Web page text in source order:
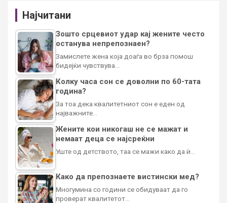
Најчитани
Зошто срцевиот удар кај жените често
останува непрепознаен?
Замислете жена која доаѓа во брза помош
бидејќи чувствува…
Колку часа сон се доволни по 60-тата
година?
За тоа дека квалитетниот сон е еден од
најважните…
Жените кои никогаш не се мажат и
немаат деца се најсреќни
Уште од детството, таа се мажи како да ѝ…
Како да препознаете вистински мед?
Многумина со години се обидуваат да го
проверат квалитетот…